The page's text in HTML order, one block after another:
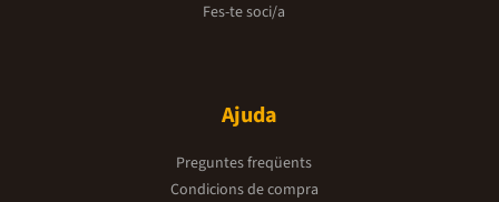
Fes-te soci/a
Ajuda
Preguntes freqüents
Condicions de compra